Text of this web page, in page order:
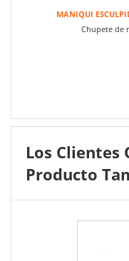
MANIQUI
Chupete de
Los Clientes
Producto